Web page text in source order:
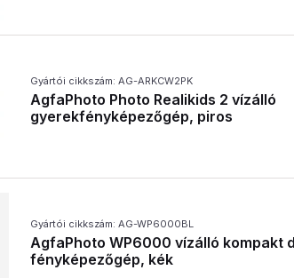
Gyártói cikkszám: AG-ARKCW2PK
AgfaPhoto Photo Realikids 2 vízálló
gyerekfényképezőgép, piros
Gyártói cikkszám: AG-WP6000BL
AgfaPhoto WP6000 vízálló kompakt
fényképezőgép, kék